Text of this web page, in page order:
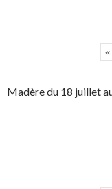
«
Madère du 18 juillet